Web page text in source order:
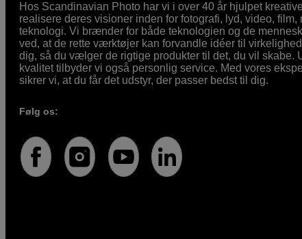
Hos Scandinavian Photo har vi i over 40 år hjulpet
realisere deres visioner inden for fotografi, lyd, video, film,
teknologi. Vi brænder for både teknologien og de
ved, at de rette værktøjer kan forvandle idéer til
dig, så du vælger de rigtige produkter til det, du vil skabe.
kvalitet tilbyder vi også personlig service. Med vores
sikrer vi, at du får det udstyr, der passer bedst til dig.
Følg os: